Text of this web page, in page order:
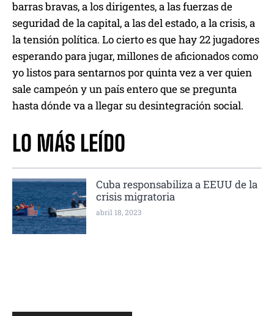
barras bravas, a los dirigentes, a las fuerzas de
seguridad de la capital, a las del estado, a la crisis, a
la tensión política. Lo cierto es que hay 22 jugadores
esperando para jugar, millones de aficionados como
yo listos para sentarnos por quinta vez a ver quien
sale campeón y un país entero que se pregunta
hasta dónde va a llegar su desintegración social.
LO MÁS LEÍDO
Cuba responsabiliza a EEUU de la
crisis migratoria
abril 18, 2023